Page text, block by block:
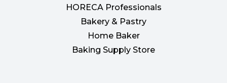
HORECA Professionals
Bakery & Pastry
Home Baker
Baking Supply Store